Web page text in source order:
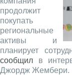
продолжит
покупать
региональные
активы и
планирует
сообщил в
Джордж Жембери.